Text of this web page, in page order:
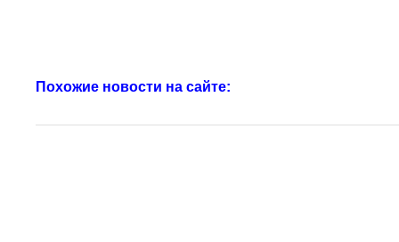
Похожие новости на сайте: